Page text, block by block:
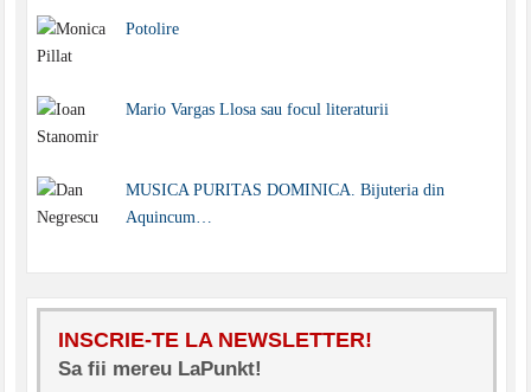
Potolire
Mario Vargas Llosa sau focul literaturii
MUSICA PURITAS DOMINICA. Bijuteria din
Aquincum…
INSCRIE-TE LA NEWSLETTER!
Sa fii mereu LaPunkt!